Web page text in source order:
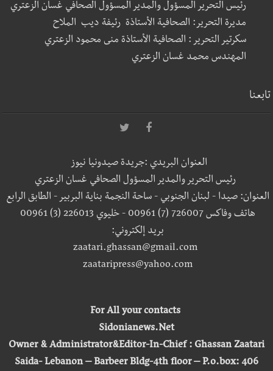
رئيس التحرير المسؤول والمدير المسؤول الصحافي غسان الزعتري
مديرة التحرير: الصحافية الأستاذة رئيفة ديب الملاح
سكرتير التحرير : الصحافية الأستاذة منى محمود الزعتري
المهندس محمد غسان الزعتري
تابعنا
العنوان البريدي :جريدة صيدونيا نيوز
رئيس التحرير والمدير المسؤول الصحافي غسان الزعتري
العنوان: صيدا - لبنان الجنوبي - ساحة النجمة بناية البربير - الطابق الرابع
هاتف وفاكس 726007 (7) 00961 - خليوي 226013 (3) 00961
بريد إلكتروني:
zaatari.ghassan@gmail.com
zaataripress@yahoo.com
For All your contacts
Sidonianews.Net
Owner & Administrator&Editor-In-Chief : Ghassan Zaatari
Saida- Lebanon – Barbeer Bldg-4th floor – P.o.box: 406